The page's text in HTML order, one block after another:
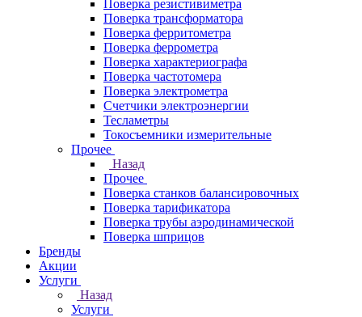
Поверка резистивиметра
Поверка трансформатора
Поверка ферритометра
Поверка феррометра
Поверка характериографа
Поверка частотомера
Поверка электрометра
Счетчики электроэнергии
Тесламетры
Токосъемники измерительные
Прочее
Назад
Прочее
Поверка станков балансировочных
Поверка тарификатора
Поверка трубы аэродинамической
Поверка шприцов
Бренды
Акции
Услуги
Назад
Услуги